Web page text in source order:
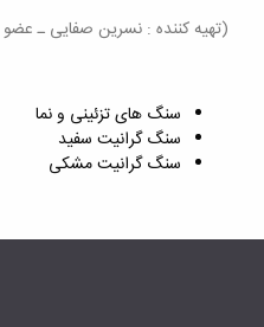
(تهیه کننده : نسرین صفایی ـ
سنگ های تزئینی و نما
سنگ گرانیت سفید
سنگ گرانیت مشکی